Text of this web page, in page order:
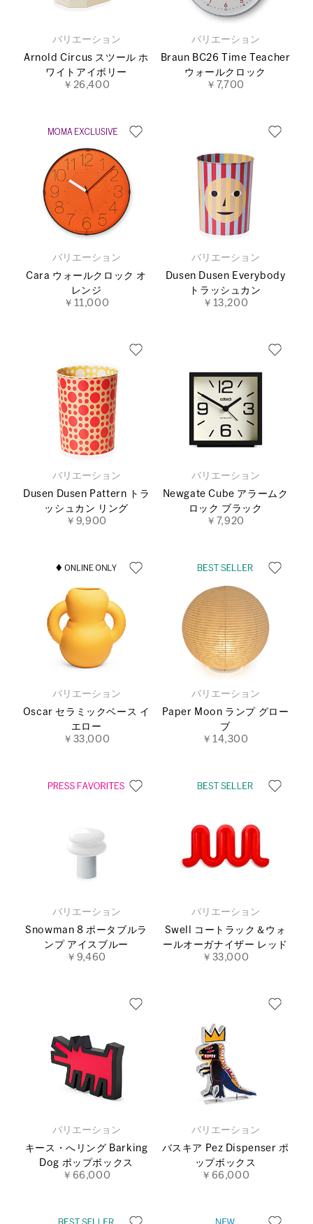
バリエーション
Arnold Circus スツール ホ
ワイトアイボリー
￥26,400
バリエーション
Braun BC26 Time Teacher
ウォールクロック
￥7,700
バリエーション
Cara ウォールクロック オ
レンジ
￥11,000
バリエーション
Dusen Dusen Everybody
トラッシュカン
￥13,200
バリエーション
Dusen Dusen Pattern トラ
ッシュカン リング
￥9,900
バリエーション
Newgate Cube アラームク
ロック ブラック
￥7,920
バリエーション
Oscar セラミックベース イ
エロー
￥33,000
バリエーション
Paper Moon ランプ グロー
ブ
￥14,300
バリエーション
Snowman 8 ポータブルラ
ンプ アイスブルー
￥9,460
バリエーション
Swell コートラック＆ウォ
ールオーガナイザー レッド
￥33,000
バリエーション
キース・へリング Barking
Dog ポップボックス
￥66,000
バリエーション
バスキア Pez Dispenser ポ
ップボックス
￥66,000